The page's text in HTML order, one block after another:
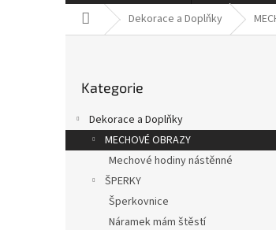
Domů Dekorace a Doplňky
a
n
kategorie
Kategorie
Dekorace a Doplňky
MECHOVÉ OBRAZY
Mechové hodiny nástěnné
ŠPERKY
Šperkovnice
Náramek mám štěstí